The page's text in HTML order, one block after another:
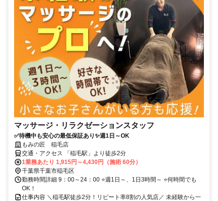
マッサージ・リラクゼーションスタッフ
✅待機中も安心の最低保証あり✨週1日～OK
もみの匠 稲毛店
交通・アクセス 「稲毛駅」より徒歩2分
1業務あたり 1,915円～4,430円（施術 60分）
千葉県千葉市稲毛区
勤務時間詳細 9：00～24：00 ⭐週1日～、1日3時間～ ⭐何時間でも
OK！
仕事内容 ＼稲毛駅徒歩2分！リピート率8割の人気店／ 未経験から一